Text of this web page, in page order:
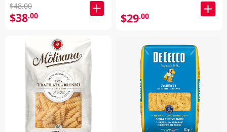
$48.00
$38.00 $29.00